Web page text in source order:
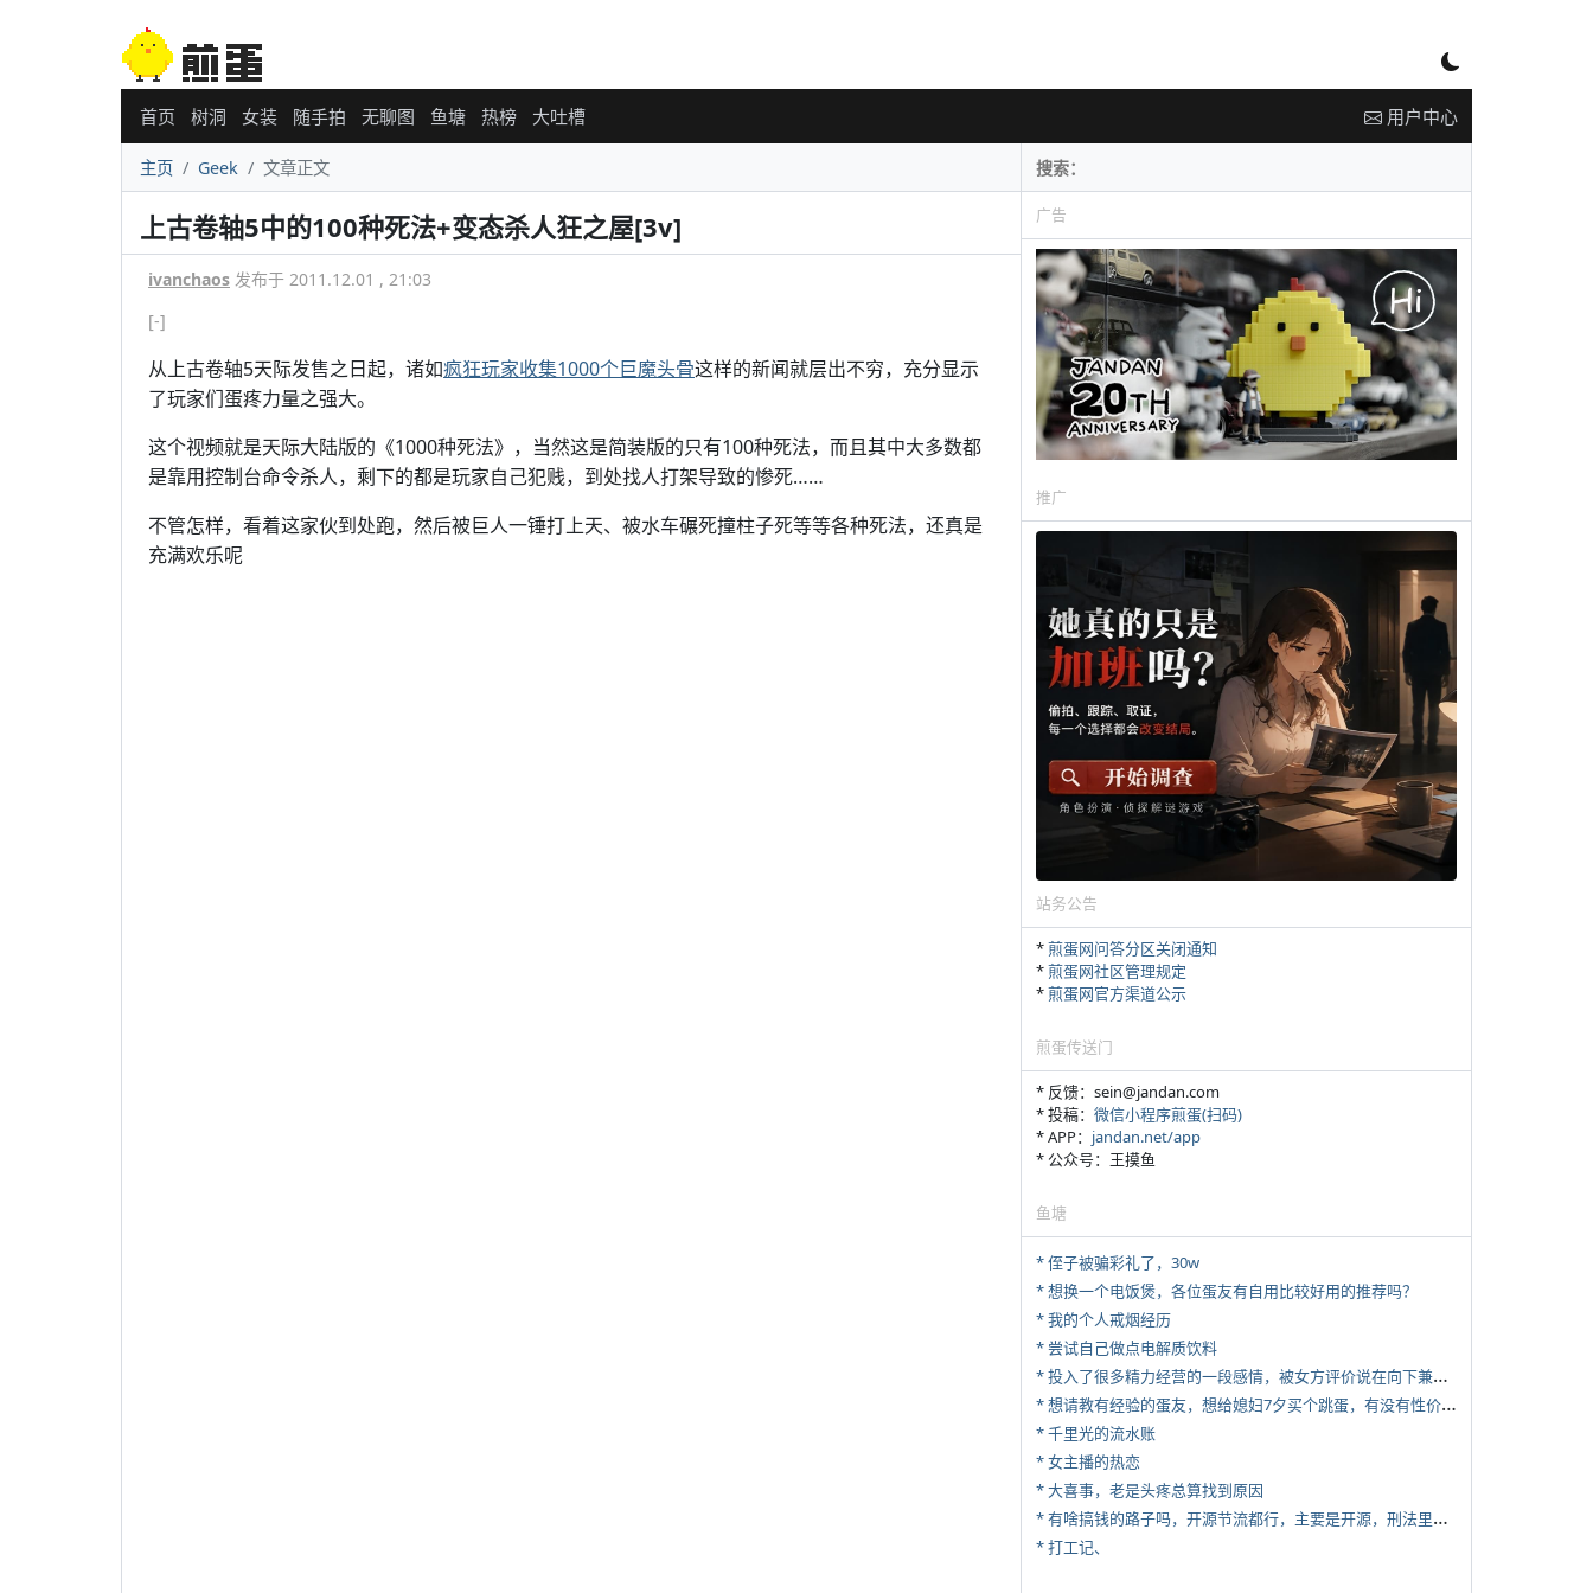
首页 树洞 女装 随手拍 无聊图 鱼塘 热榜 大吐槽 用户中心
主页 Geek 文章正文
上古卷轴5中的100种死法+变态杀人狂之屋[3v]
ivanchaos 发布于 2011.12.01 , 21:03
[-]
从上古卷轴5天际发售之日起，诸如疯狂玩家收集1000个巨魔头骨这样的新闻就层出不穷，充分显示
了玩家们蛋疼力量之强大。
这个视频就是天际大陆版的《1000种死法》，当然这是简装版的只有100种死法，而且其中大多数都
是靠用控制台命令杀人，剩下的都是玩家自己犯贱，到处找人打架导致的惨死……
不管怎样，看着这家伙到处跑，然后被巨人一锤打上天、被水车碾死撞柱子死等等各种死法，还真是
充满欢乐呢
广告
推广
站务公告
*煎蛋网问答分区关闭通知
*煎蛋网社区管理规定
*煎蛋网官方渠道公示
煎蛋传送门
* 反馈：sein@jandan.com
* 投稿： 微信小程序煎蛋(扫码)
* APP： jandan.net/app
* 公众号：王摸鱼
鱼塘
* 侄子被骗彩礼了，30w
* 想换一个电饭煲，各位蛋友有自用比较好用的推荐吗？
* 我的个人戒烟经历
* 尝试自己做点电解质饮料
*
投入了很多精力经营的一段感情，被女方评价说在向下兼容我，感觉有点破防
*
想请教有经验的蛋友，想给媳妇7夕买个跳蛋，有没有性价比高的推荐
* 千里光的流水账
* 女主播的热恋
* 大喜事，老是头疼总算找到原因
*
有啥搞钱的路子吗，开源节流都行，主要是开源，刑法里的咱不做
* 打工记、